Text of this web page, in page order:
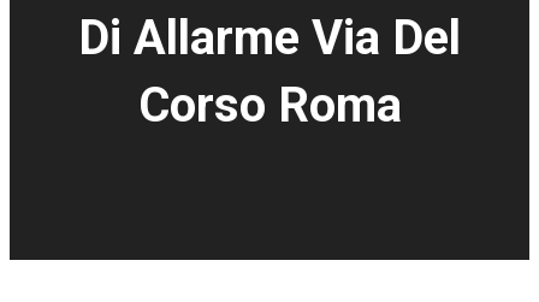
Di Allarme Via Del
Corso Roma